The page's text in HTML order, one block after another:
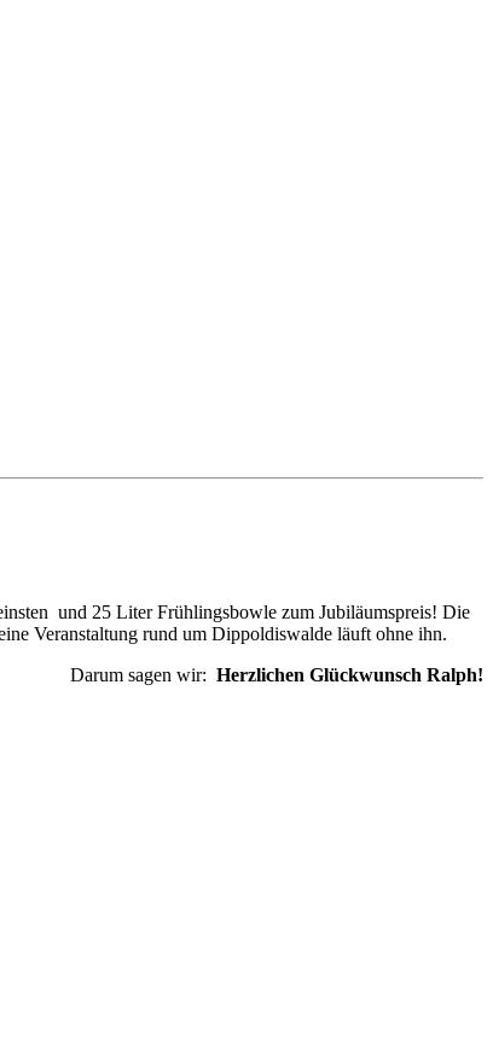
und 25 Liter Frühlingsbowle zum Jubiläumspreis! Die
Veranstaltung rund um Dippoldiswalde läuft ohne ihn.
Darum sagen wir: Herzlichen Glückwunsch Ralph!